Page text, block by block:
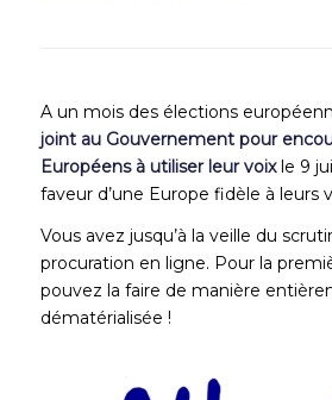
A un mois des élections
joint au Gouvernement pour
Européens à utiliser leur voixle 9
faveur d’une Europe fidèle à leurs
Vous avez jusqu’à la veille du
procuration en ligne. Pour la
pouvez la faire de manière
dématérialisée !